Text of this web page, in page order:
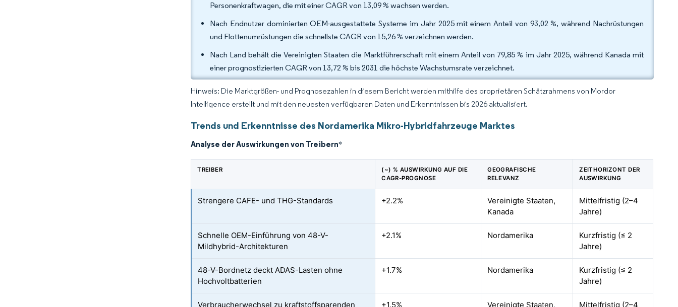
Personenkraftwagen, die mit einer CAGR von 13,09 % wachsen werden.
Nach Endnutzer dominierten OEM-ausgestattete Systeme im Jahr 2025 mit einem Anteil von 93,02 %, während Nachrüstungen
und Flottenumrüstungen die schnellste CAGR von 15,26 % verzeichnen werden.
Nach Land behält die Vereinigten Staaten die Marktführerschaft mit einem Anteil von 79,85 % im Jahr 2025, während Kanada mit
einer prognostizierten CAGR von 13,72 % bis 2031 die höchste Wachstumsrate verzeichnet.
Hinweis: Die Marktgrößen- und Prognosezahlen in diesem Bericht werden mithilfe des proprietären Schätzrahmens von Mordor
Intelligence erstellt und mit den neuesten verfügbaren Daten und Erkenntnissen bis 2026 aktualisiert.
Trends und Erkenntnisse des Nordamerika Mikro-Hybridfahrzeuge Marktes
Analyse der Auswirkungen von Treibern*
TREIBER
(~) % AUSWIRKUNG AUF DIE
CAGR-PROGNOSE
GEOGRAFISCHE
RELEVANZ
ZEITHORIZONT DER
AUSWIRKUNG
Strengere CAFE- und THG-Standards +2.2%
Vereinigte Staaten,
Kanada
Mittelfristig (2–4
Jahre)
Schnelle OEM-Einführung von 48-V-
Mildhybrid-Architekturen
+2.1% Nordamerika
Kurzfristig (≤ 2
Jahre)
48-V-Bordnetz deckt ADAS-Lasten ohne
Hochvoltbatterien
+1.7% Nordamerika
Kurzfristig (≤ 2
Jahre)
Verbraucherwechsel zu kraftstoffsparenden
+1.5%
Vereinigte Staaten,
Mittelfristig (2–4